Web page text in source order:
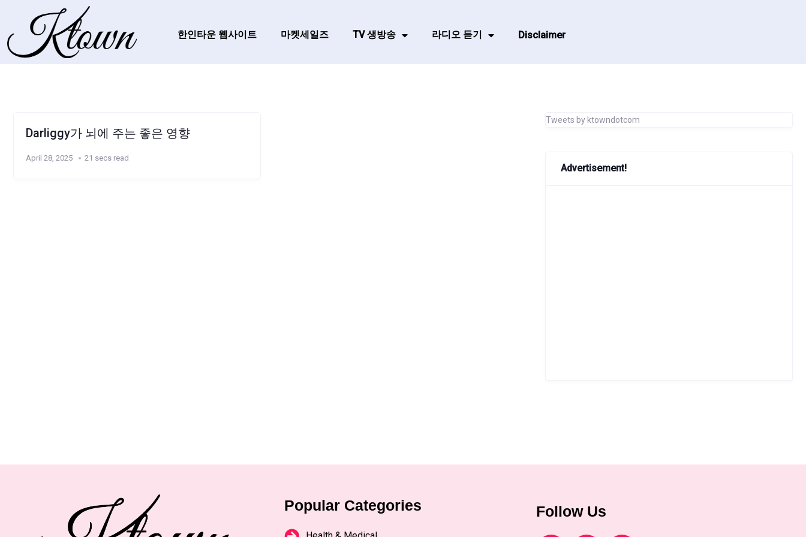
한인타운 웹사이트 마켓세일즈 TV 생방송 라디오 듣기 Disclaimer
Darliggy가 뇌에 주는 좋은 영향
April 28, 2025 21 secs read
Tweets by ktowndotcom
Advertisement!
Popular Categories Follow Us